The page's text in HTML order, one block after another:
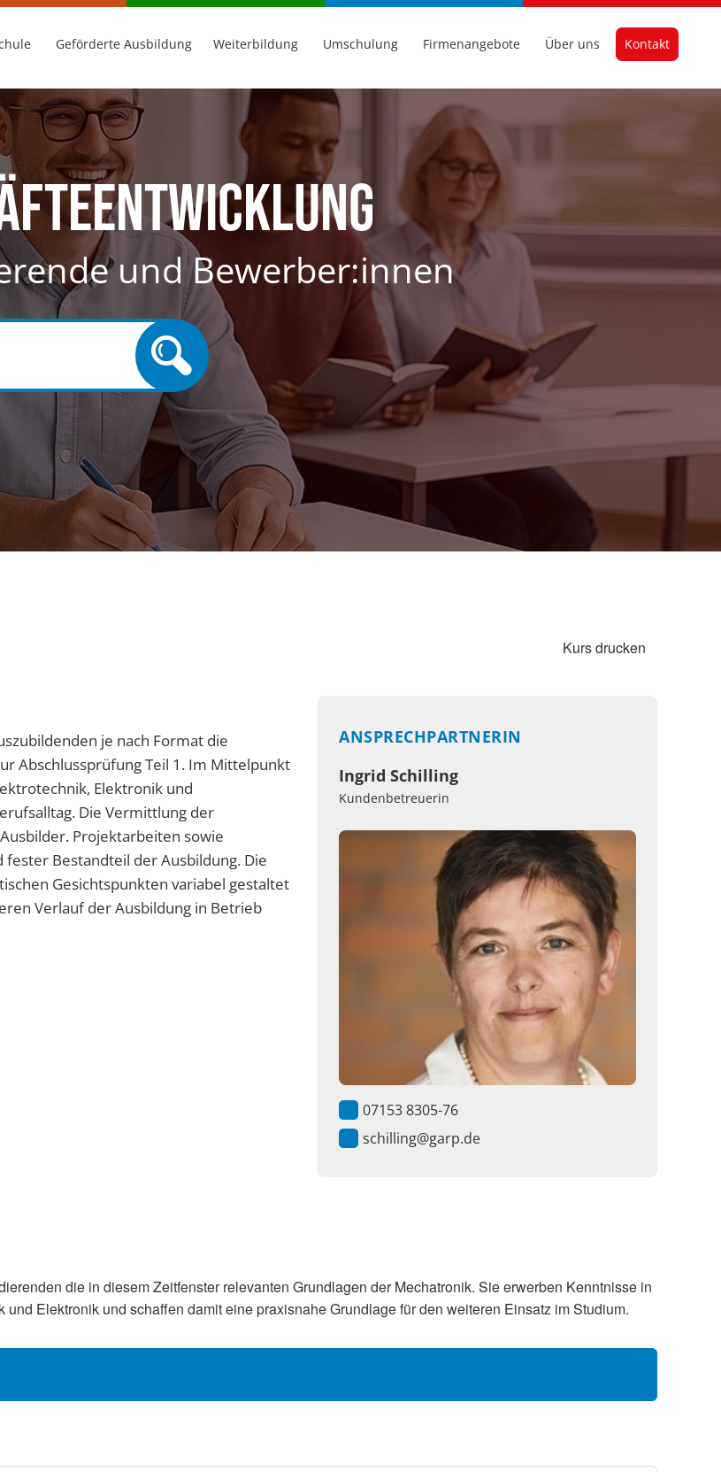
Geförderte Ausbildung Weiterbildung Umschulung Firmenangebote Über uns Kontakt
und Bewerber:innen
je nach Format die
Abschlussprüfung Teil 1. Im Mittelpunkt
Elektronik und
Die Vermittlung der
Projektarbeiten sowie
Bestandteil der Ausbildung. Die
Gesichtspunkten variabel gestaltet
Verlauf der Ausbildung in Betrieb
Kurs drucken
ANSPRECHPARTNERIN
Ingrid Schilling
Kundenbetreuerin
07153 8305-76
schilling@garp.de
die in diesem Zeitfenster relevanten Grundlagen der Mechatronik. Sie erwerben Kenntnisse in
Elektronik und schaffen damit eine praxisnahe Grundlage für den weiteren Einsatz im Studium.